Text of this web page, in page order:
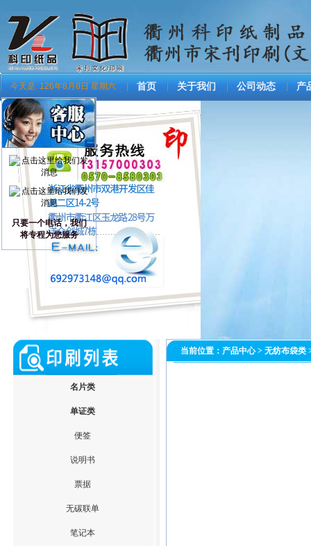
今天是: 126年8月8日 星期六 首页 关于我们 公司动态 产
名片类
单证类
便签
说明书
票据
无碳联单
笔记本
当前位置： 产品中心 > 无纺布袋类
只要一个电话，我们
将专程为您服务